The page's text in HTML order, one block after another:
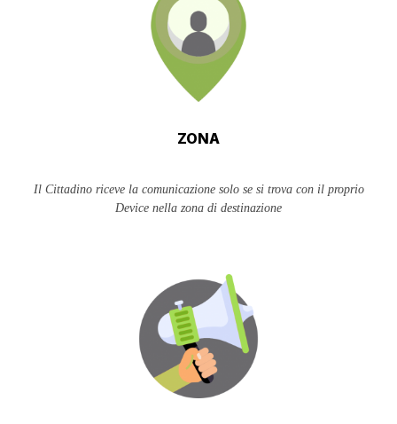
ZONA
Il Cittadino riceve la comunicazione solo se si trova con il proprio
Device nella zona di destinazione